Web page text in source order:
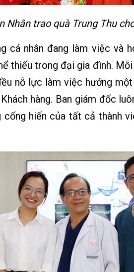
Nhân trao quà Trung Thu
cá nhân đang làm việc và
thiếu trong đại gia đình.
nỗ lực làm việc hướng
hàng. Ban giám đốc
cống hiến của tất cả thành